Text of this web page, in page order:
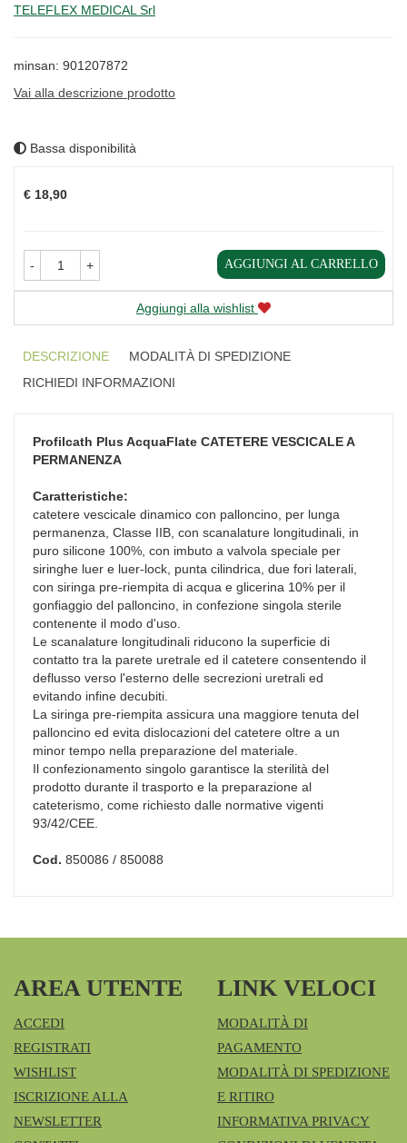
TELEFLEX MEDICAL Srl
minsan: 901207872
Vai alla descrizione prodotto
Bassa disponibilità
€ 18,90
- + AGGIUNGI AL CARRELLO
Aggiungi alla wishlist
DESCRIZIONE
MODALITÀ DI SPEDIZIONE
RICHIEDI INFORMAZIONI
Profilcath Plus AcquaFlate CATETERE VESCICALE A
PERMANENZA
Caratteristiche:
catetere vescicale dinamico con palloncino, per lunga
permanenza, Classe IIB, con scanalature longitudinali, in
puro silicone 100%, con imbuto a valvola speciale per
siringhe luer e luer-lock, punta cilindrica, due fori laterali,
con siringa pre-riempita di acqua e glicerina 10% per il
gonfiaggio del palloncino, in confezione singola sterile
contenente il modo d'uso.
Le scanalature longitudinali riducono la superficie di
contatto tra la parete uretrale ed il catetere consentendo il
deflusso verso l'esterno delle secrezioni uretrali ed
evitando infine decubiti.
La siringa pre-riempita assicura una maggiore tenuta del
palloncino ed evita dislocazioni del catetere oltre a un
minor tempo nella preparazione del materiale.
Il confezionamento singolo garantisce la sterilità del
prodotto durante il trasporto e la preparazione al
cateterismo, come richiesto dalle normative vigenti
93/42/CEE.
Cod. 850086 / 850088
AREA UTENTE
ACCEDI
REGISTRATI
WISHLIST
ISCRIZIONE ALLA
NEWSLETTER
LINK VELOCI
MODALITÀ DI
PAGAMENTO
MODALITÀ DI SPEDIZIONE
E RITIRO
INFORMATIVA PRIVACY